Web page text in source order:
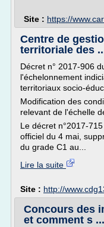
Site : https://
Centre de
territoriale des
Décret n° 2017-906
l'échelonnement
territoriaux socio-
Modification des
relevant de l'échelle
Le décret n°2017-
officiel du 4 mai,
du grade C1 au...
Lire la suite
Site : http://
Concours des
et comment s ...